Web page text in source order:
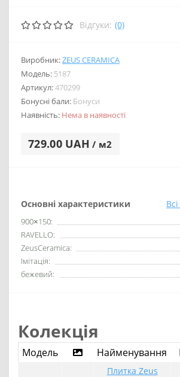
Відгуки: (0)
Виробник:ZEUS CERAMICA
Модель: 5187
Артикул:470299
Бонусні бали: Бонуси
Наявність: Нема в наявності
729.00 UAH / м2
Основні характеристики
900×150:
RAVELLO:
ZeusCeramica:
Імітація:
бежевий:
Колекція
Модель Найменування
Плитка Zeus